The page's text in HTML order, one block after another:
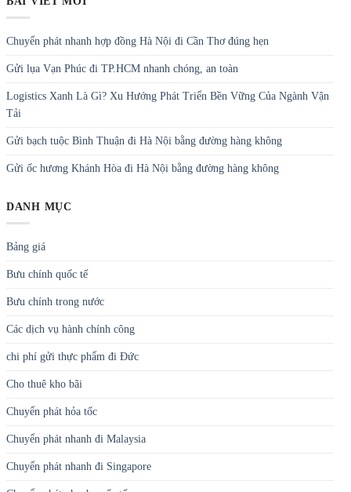
Chuyển phát nhanh hợp đồng Hà Nội đi Cần Thơ đúng hẹn
Gửi lụa Vạn Phúc đi TP.HCM nhanh chóng, an toàn
Logistics Xanh Là Gì? Xu Hướng Phát Triển Bền Vững Của Ngành Vận
Tải
Gửi bạch tuộc Bình Thuận đi Hà Nội bằng đường hàng không
Gửi ốc hương Khánh Hòa đi Hà Nội bằng đường hàng không
DANH MỤC
Bảng giá
Bưu chính quốc tế
Bưu chính trong nước
Các dịch vụ hành chính công
chi phí gửi thực phẩm đi Đức
Cho thuê kho bãi
Chuyển phát hỏa tốc
Chuyển phát nhanh đi Malaysia
Chuyển phát nhanh đi Singapore